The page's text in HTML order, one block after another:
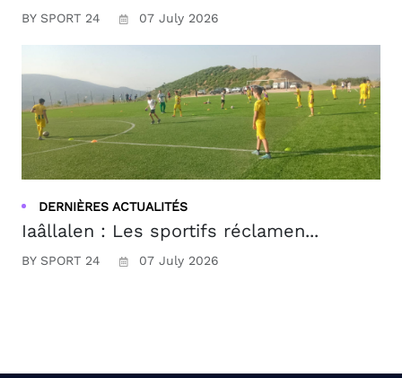
BY SPORT 24 07 July 2026
DERNIÈRES ACTUALITÉS
Iaâllalen : Les sportifs réclamen...
BY SPORT 24 07 July 2026